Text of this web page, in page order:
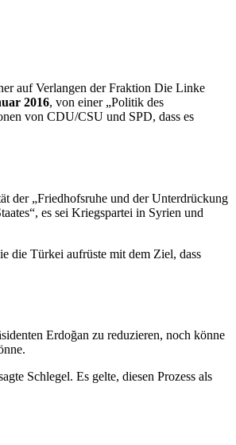
auf Verlangen der Fraktion Die Linke
2016, von einer „Politik des
von CDU/CSU und SPD, dass es
der „Friedhofsruhe und der Unterdrückung
es sei Kriegspartei in Syrien und
die Türkei aufrüste mit dem Ziel, dass
Erdoğan zu reduzieren, noch könne
Schlegel. Es gelte, diesen Prozess als